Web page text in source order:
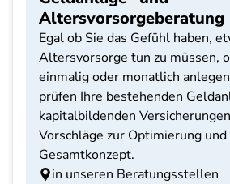
Altersvorsorgeberatung
Egal ob Sie das Gefühl haben,
Altersvorsorge tun zu müssen,
einmalig oder monatlich
prüfen Ihre bestehenden
kapitalbildenden
Vorschläge zur Optimierung
Gesamtkonzept.
in unseren Beratungsstellen